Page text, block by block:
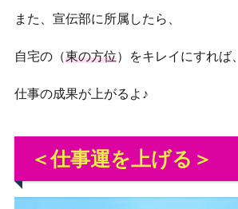
また、宣伝部に所属したら、
自宅の（東の方位）をキレイにすれば、
仕事の成果が上がるよ♪
＜仕事運を上げる＞